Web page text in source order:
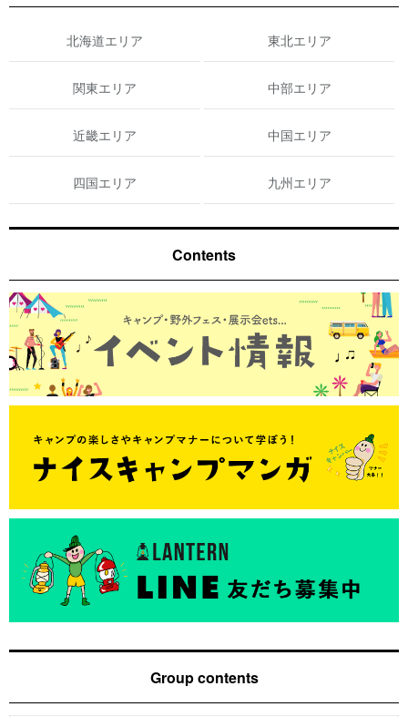
北海道エリア 東北エリア
関東エリア 中部エリア
近畿エリア 中国エリア
四国エリア 九州エリア
Contents
Group contents